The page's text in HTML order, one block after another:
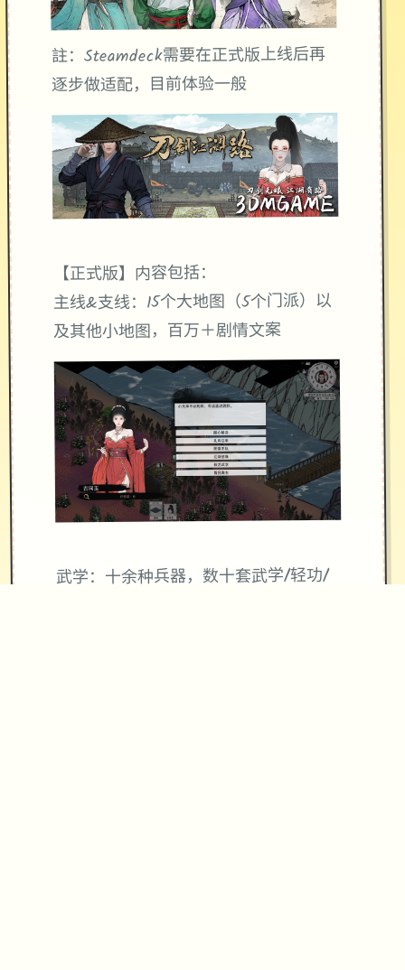
註：Steamdeck需要在正式版上线后再
逐步做适配，目前体验一般
【正式版】内容包括：
主线&支线：15个大地图（5个门派）以
及其他小地图，百万＋剧情文案
武学：十余种兵器，数十套武学/轻功/